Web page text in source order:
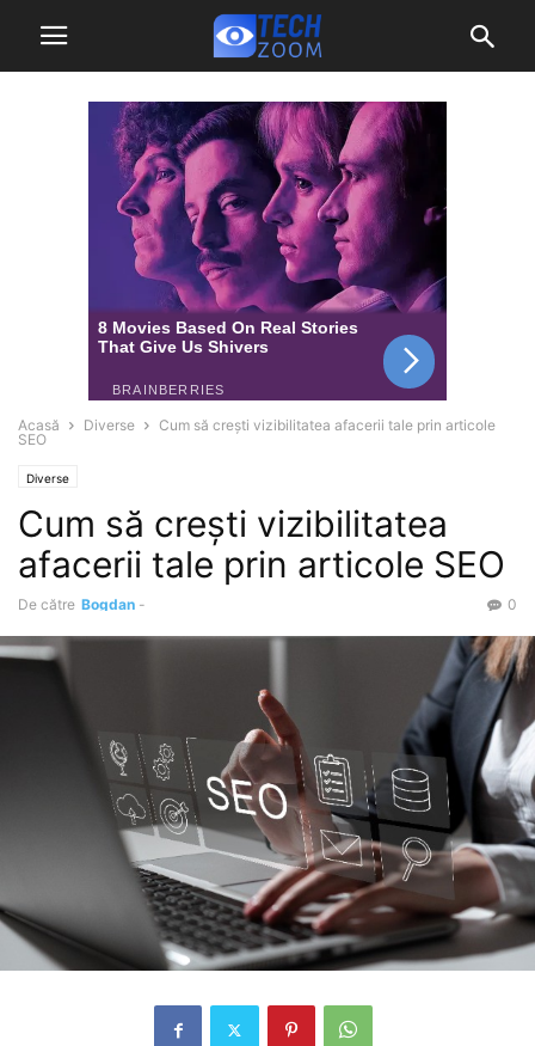
Acasă Diverse
Cum să crești vizibilitatea afacerii tale prin articole
SEO
Diverse
Cum să crești vizibilitatea
afacerii tale prin articole SEO
De către Bogdan - 0